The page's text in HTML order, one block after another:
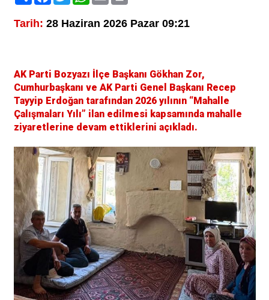
Tarih: 28 Haziran 2026 Pazar 09:21
AK Parti Bozyazı İlçe Başkanı Gökhan Zor,
Cumhurbaşkanı ve AK Parti Genel Başkanı Recep
Tayyip Erdoğan tarafından 2026 yılının “Mahalle
Çalışmaları Yılı” ilan edilmesi kapsamında mahalle
ziyaretlerine devam ettiklerini açıkladı.